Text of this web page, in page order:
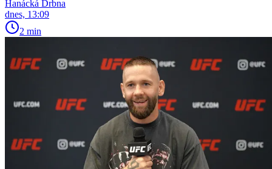
Hanácká Drbna
dnes, 13:09
2 min